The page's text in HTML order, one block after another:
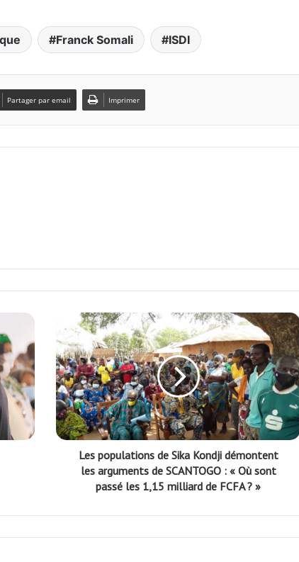
Franck Somali ISDI
Partager par email Imprimer
Les populations de Sika Kondji démontent
les arguments de SCANTOGO : « Où sont
passé les 1,15 milliard de FCFA ? »